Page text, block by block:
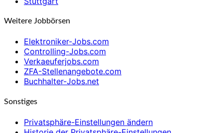
Weitere Jobbörsen
Elektroniker-Jobs.com
Controlling-Jobs.com
Verkaeuferjobs.com
ZFA-Stellenangebote.com
Buchhalter-Jobs.net
Sonstiges
Privatsphäre-Einstellungen ändern